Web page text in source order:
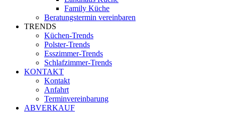
Family Küche
Beratungstermin vereinbaren
TRENDS
Küchen-Trends
Polster-Trends
Esszimmer-Trends
Schlafzimmer-Trends
KONTAKT
Kontakt
Anfahrt
Terminvereinbarung
ABVERKAUF